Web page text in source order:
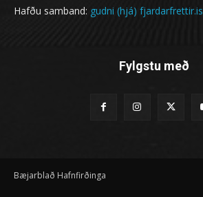
Hafðu samband: gudni (hjá) fjardarfrettir.is
Fylgstu með
Bæjarblað Hafnfirðinga